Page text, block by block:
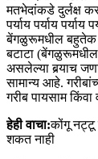
मतभेदांकडे दुर्लक्ष
पर्याय पर्याय
बेंगळुरूमधील बहुतेक
बटाटा
असलेल्या बर्‍याच
सामान्य आहे.
गरीब पायसाम
हेही वाचा:कोंगू नट्टू
शकत नाही